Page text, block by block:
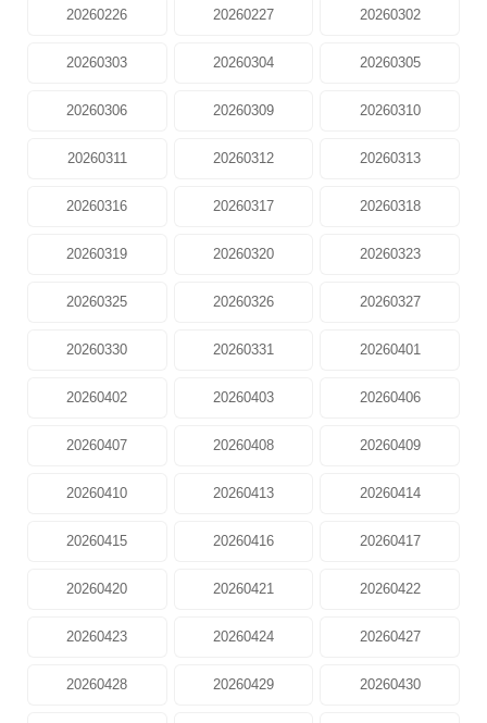
20260226 20260227 20260302
20260303 20260304 20260305
20260306 20260309 20260310
20260311 20260312 20260313
20260316 20260317 20260318
20260319 20260320 20260323
20260325 20260326 20260327
20260330 20260331 20260401
20260402 20260403 20260406
20260407 20260408 20260409
20260410 20260413 20260414
20260415 20260416 20260417
20260420 20260421 20260422
20260423 20260424 20260427
20260428 20260429 20260430